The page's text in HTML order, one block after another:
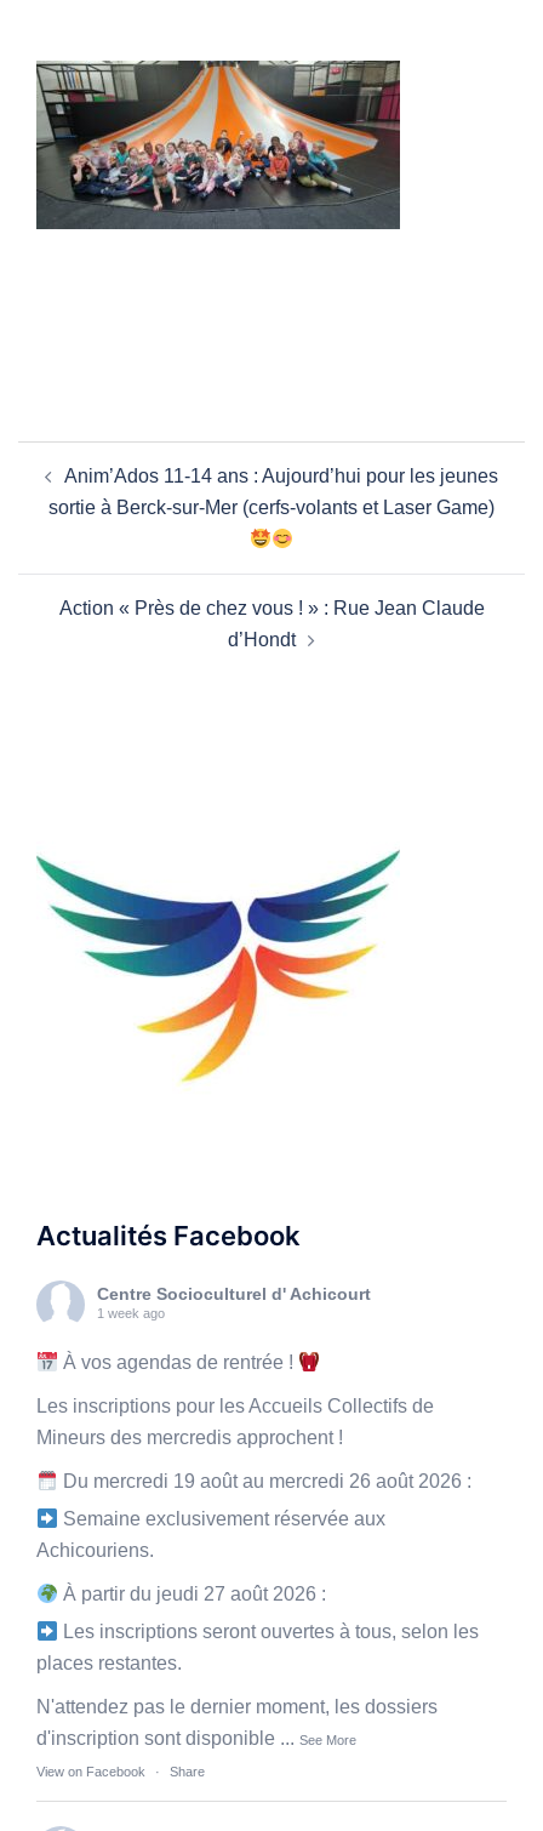
d’article
Anim’Ados 11-14 ans : Aujourd’hui pour les jeunes
sortie à Berck-sur-Mer (cerfs-volants et Laser Game)
Action « Près de chez vous ! » : Rue Jean Claude
d’Hondt
Actualités Facebook
Centre Socioculturel d' Achicourt
1 week ago
À vos agendas de rentrée !
Les inscriptions pour les Accueils Collectifs de
Mineurs des mercredis approchent !
Du mercredi 19 août au mercredi 26 août 2026 :
Semaine exclusivement réservée aux
Achicouriens.
À partir du jeudi 27 août 2026 :
Les inscriptions seront ouvertes à tous, selon les
places restantes.
N'attendez pas le dernier moment, les dossiers
d'inscription sont disponible ... See More
View on Facebook · Share